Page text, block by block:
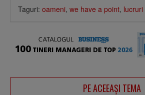
Taguri: oameni, we have a point,
PE ACEEAŞI TEMA